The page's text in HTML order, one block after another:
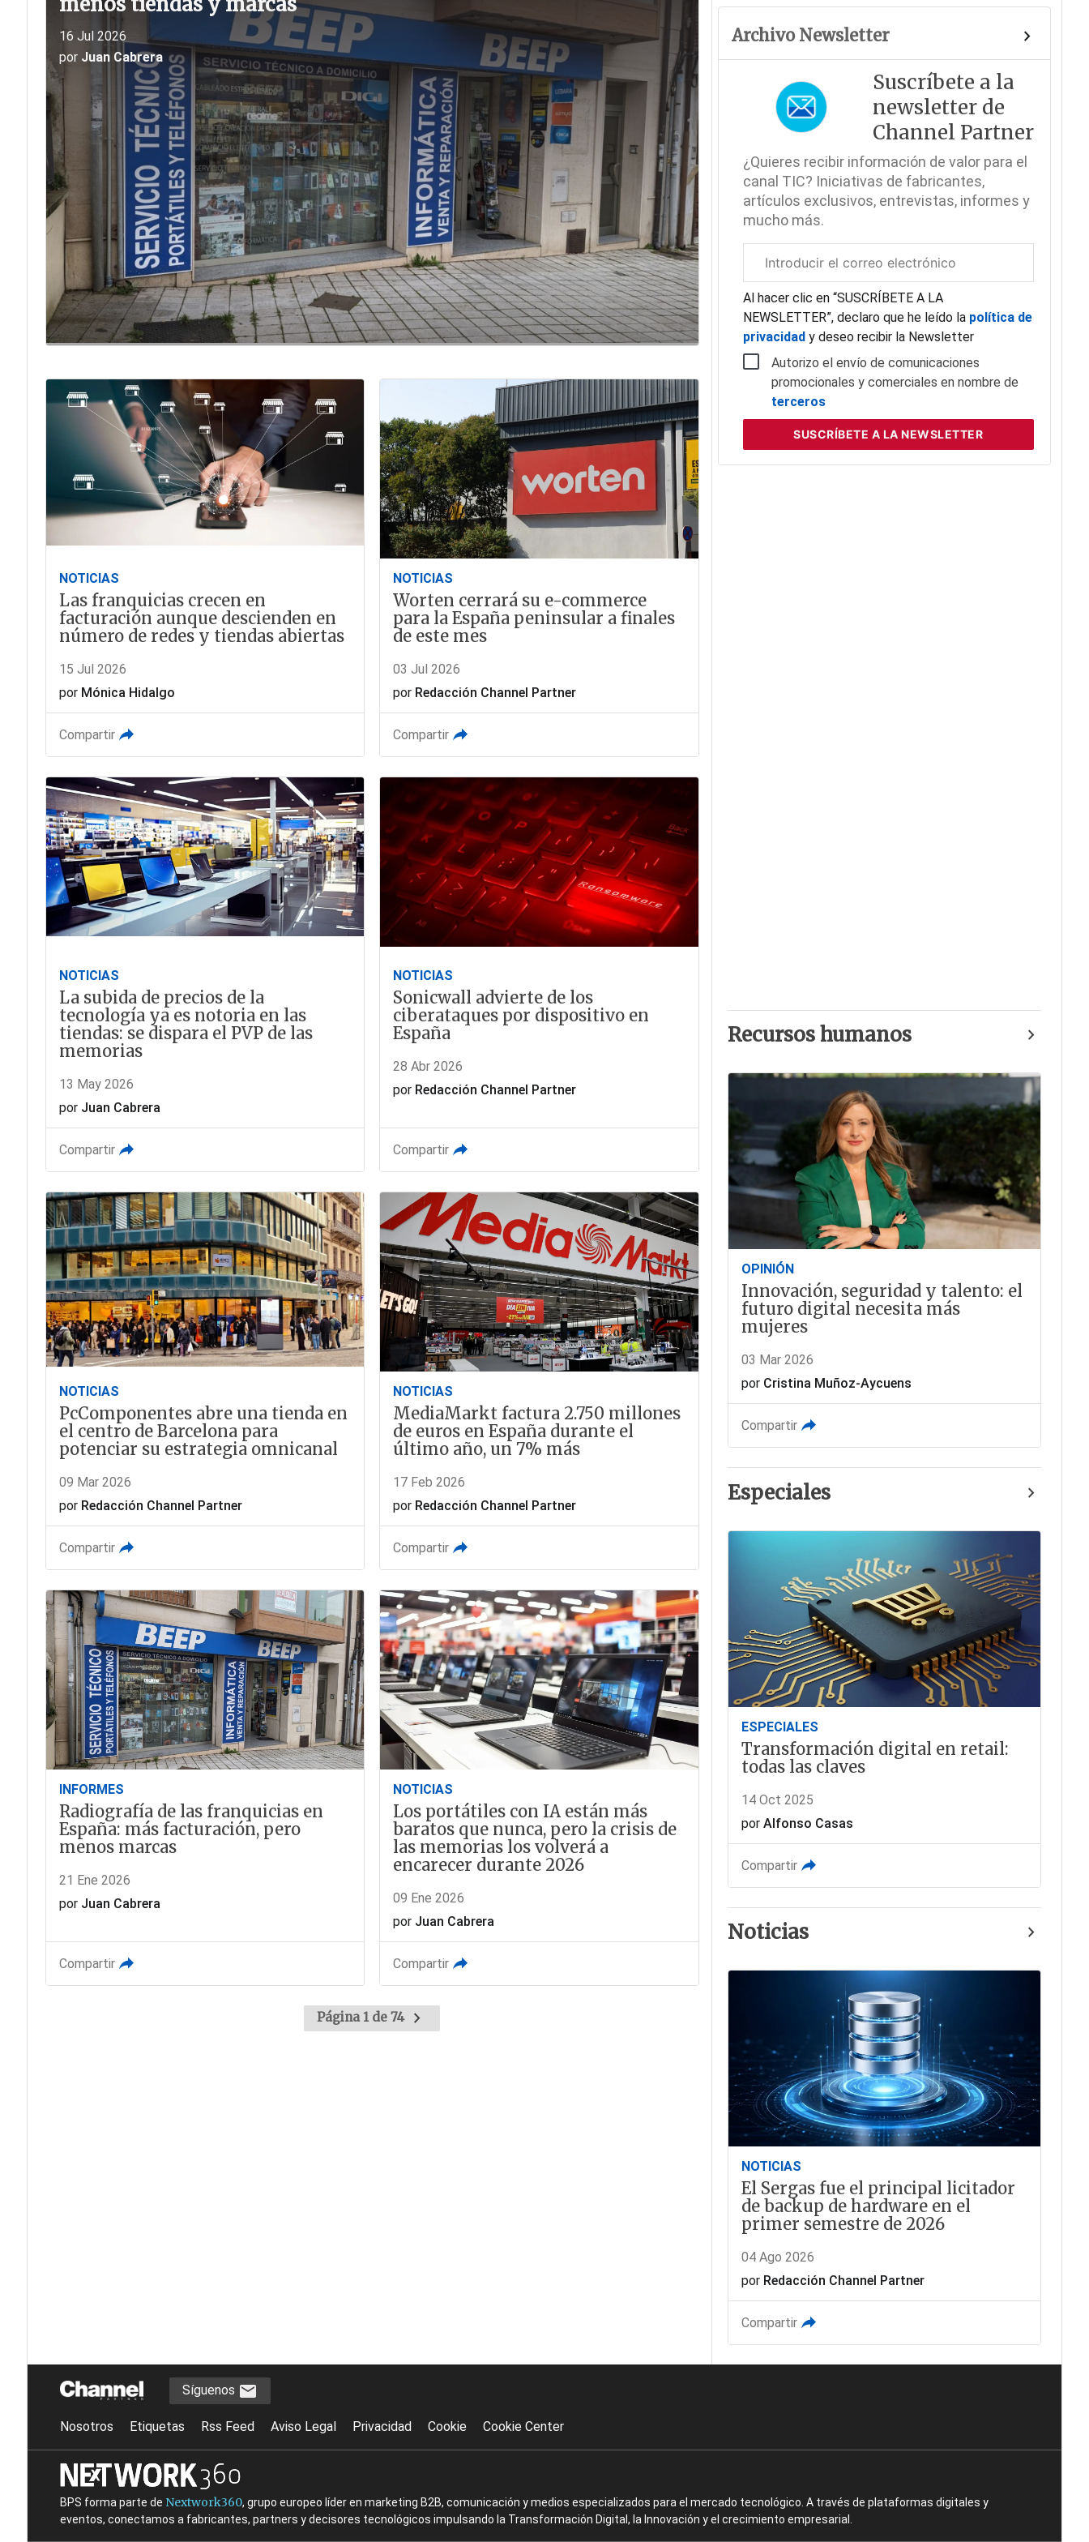
16 Jul 2026
por Juan Cabrera
NOTICIAS
Las franquicias crecen en
facturación aunque descienden en
número de redes y tiendas abiertas
15 Jul 2026
por Mónica Hidalgo
Compartir
NOTICIAS
Worten cerrará su e-commerce
para la España peninsular a finales
de este mes
03 Jul 2026
por Redacción Channel Partner
Compartir
NOTICIAS
La subida de precios de la
tecnología ya es notoria en las
tiendas: se dispara el PVP de las
memorias
13 May 2026
por Juan Cabrera
Compartir
NOTICIAS
Sonicwall advierte de los
ciberataques por dispositivo en
España
28 Abr 2026
por Redacción Channel Partner
Compartir
NOTICIAS
PcComponentes abre una tienda en
el centro de Barcelona para
potenciar su estrategia omnicanal
09 Mar 2026
por Redacción Channel Partner
Compartir
NOTICIAS
MediaMarkt factura 2.750 millones
de euros en España durante el
último año, un 7% más
17 Feb 2026
por Redacción Channel Partner
Compartir
INFORMES
Radiografía de las franquicias en
España: más facturación, pero
menos marcas
21 Ene 2026
por Juan Cabrera
Compartir
NOTICIAS
Los portátiles con IA están más
baratos que nunca, pero la crisis de
las memorias los volverá a
encarecer durante 2026
09 Ene 2026
por Juan Cabrera
Compartir
Página 1 de 74
Archivo Newsletter
Suscríbete a la
newsletter de
Channel Partner
¿Quieres recibir información de valor para el
canal TIC? Iniciativas de fabricantes,
artículos exclusivos, entrevistas, informes y
mucho más.
electrónico
corporativo
Al hacer clic en “SUSCRÍBETE A LA
NEWSLETTER”, declaro que he leído lapolítica de
privacidad y deseo recibir la Newsletter
Autorizo el envío de comunicaciones
promocionales y comerciales en nombre de
terceros
SUSCRÍBETE A LA NEWSLETTER
Recursos humanos
OPINIÓN
Innovación, seguridad y talento: el
futuro digital necesita más
mujeres
03 Mar 2026
por Cristina Muñoz-Aycuens
Compartir
Especiales
ESPECIALES
Transformación digital en retail:
todas las claves
14 Oct 2025
por Alfonso Casas
Compartir
Noticias
NOTICIAS
El Sergas fue el principal licitador
de backup de hardware en el
primer semestre de 2026
04 Ago 2026
por Redacción Channel Partner
Compartir
Síguenos
Nosotros Etiquetas Rss Feed Aviso Legal Privacidad Cookie Cookie Center
BPS forma parte de Nextwork360, grupo europeo líder en marketing B2B, comunicación y medios especializados para el mercado tecnológico. A través de plataformas digitales y
eventos, conectamos a fabricantes, partners y decisores tecnológicos impulsando la Transformación Digital, la Innovación y el crecimiento empresarial.